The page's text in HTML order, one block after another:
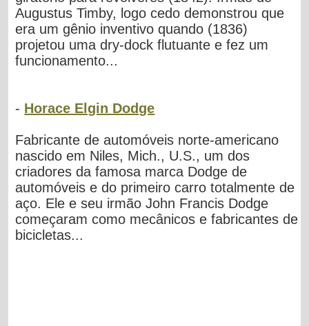
Augustus Timby, logo cedo demonstrou que
era um gênio inventivo quando (1836)
projetou uma dry-dock flutuante e fez um
funcionamento...
- Horace Elgin Dodge
Fabricante de automóveis norte-americano
nascido em Niles, Mich., U.S., um dos
criadores da famosa marca Dodge de
automóveis e do primeiro carro totalmente de
aço. Ele e seu irmão John Francis Dodge
começaram como mecânicos e fabricantes de
bicicletas...